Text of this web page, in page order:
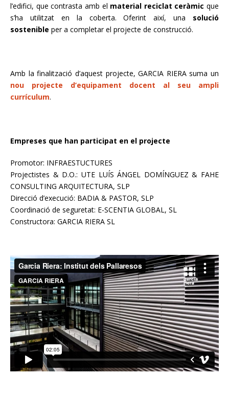
l’edifici, que contrasta amb el material reciclat ceràmic que
s’ha utilitzat en la coberta. Oferint així, una solució
sostenible per a completar el projecte de construcció.
Amb la finalització d’aquest projecte, GARCIA RIERA suma un
nou projecte d’equipament docent al seu ampli
currículum.
Empreses que han participat en el projecte
Promotor: INFRAESTUCTURES
Projectistes & D.O.: UTE LUÍS ÁNGEL DOMÍNGUEZ & FAHE
CONSULTING ARQUITECTURA, SLP
Direcció d’execució: BADIA & PASTOR, SLP
Coordinació de seguretat: E-SCENTIA GLOBAL, SL
Constructora: GARCIA RIERA SL